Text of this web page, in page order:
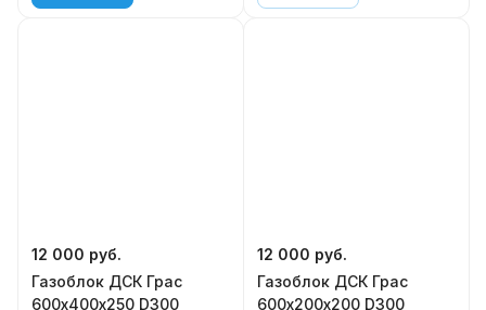
12 000 руб.
Газоблок ДСК Грас
600х400х250 D300
12 000 руб.
Газоблок ДСК Грас
600х200х200 D300